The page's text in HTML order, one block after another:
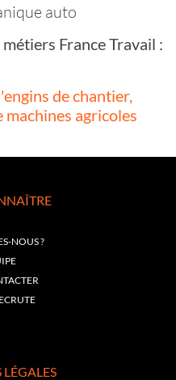
auto
France Travail :
de chantier,
machines agricoles
NOUS ?